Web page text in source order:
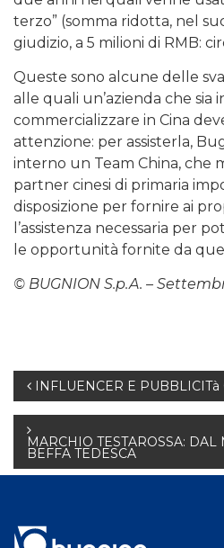
terzo” (somma ridotta, nel
giudizio, a 5 milioni di RMB:
Queste sono alcune delle
alle quali un’azienda che sia
commercializzare in Cina
attenzione: per assisterla,
interno un Team China, che
partner cinesi di primaria
disposizione per fornire ai
l’assistenza necessaria per
le opportunità fornite da
© BUGNION S.p.A. –
Navigazione
articoli
INFLUENCER E PUBBLICITà
MARCHIO TESTAROSSA:
BEFFA TEDESCA